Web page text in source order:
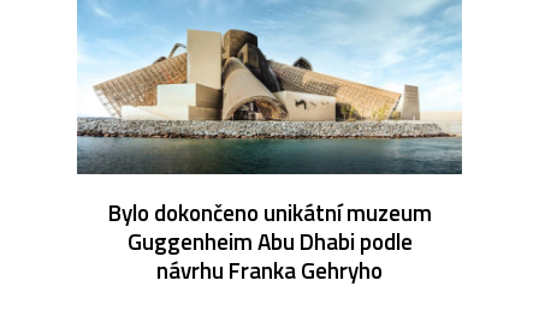
Bylo dokončeno unikátní muzeum
Guggenheim Abu Dhabi podle
návrhu Franka Gehryho